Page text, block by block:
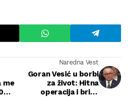
me
Naredna Vest
Goran Vesić u borbi
za život: Hitna
operacija i briga